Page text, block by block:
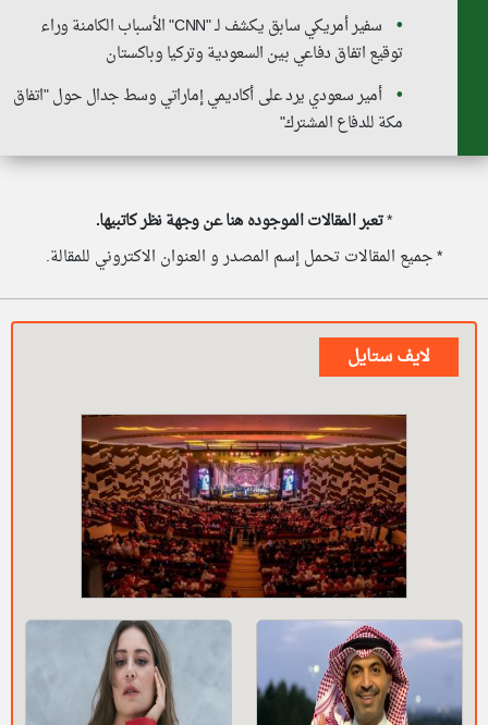
سفير أمريكي سابق يكشف لـ "CNN" الأسباب الكامنة وراء
توقيع اتفاق دفاعي بين السعودية وتركيا وباكستان
أمير سعودي يرد على أكاديمي إماراتي وسط جدال حول "اتفاق
مكة للدفاع المشترك"
*تعبر المقالات الموجوده هنا عن وجهة نظر كاتبيها.
* جميع المقالات تحمل إسم المصدر و العنوان الاكتروني للمقالة.
لايف ستايل